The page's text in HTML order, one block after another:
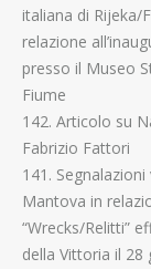
italiana di Rijeka/
relazione
presso il Museo
Fiume
142. Articolo su
Fabrizio Fattori
141.
Mantova in
“Wrecks/Relitti”
della Vittoria il 28